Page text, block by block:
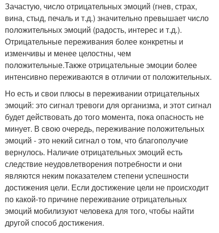
Зачастую, число отрицательных эмоций (гнев, страх,
вина, стыд, печаль и т.д.) значительно превышает число
положительных эмоций (радость, интерес и т.д.).
Отрицательные переживания более конкретны и
изменчивы и менее целостны, чем
положительные.Также отрицательные эмоции более
интенсивно переживаются в отличии от положительных.
Но есть и свои плюсы в переживании отрицательных
эмоций: это сигнал тревоги для организма, и этот сигнал
будет действовать до того момента, пока опасность не
минует. В свою очередь, переживание положительных
эмоций - это некий сигнал о том, что благополучие
вернулось. Наличие отрицательных эмоций есть
следствие неудовлетворения потребности и они
являются неким показателем степени успешности
достижения цели. Если достижение цели не происходит
по какой-то причине переживание отрицательных
эмоций мобилизуют человека для того, чтобы найти
другой способ достижения.